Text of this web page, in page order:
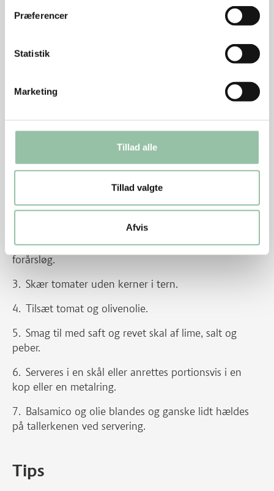
Præferencer
Statistik
Marketing
Tillad alle
Tillad valgte
Afvis
Skær persillerødderne i tern og steg dem møre og
Skyl spinaten og kom den i kogende vand et par
Vend peberfrugter, hvidløg og spinat på panden
Smag til med salt, peber og lidt balsamico.
Hæld overskydende vand fra hvedekernerne.
Bland dem med hakket persille og fintskåret
forårsløg.
Skær tomater uden kerner i tern.
Tilsæt tomat og olivenolie.
Smag til med saft og revet skal af lime, salt og
peber.
Serveres i en skål eller anrettes portionsvis i en
kop eller en metalring.
Balsamico og olie blandes og ganske lidt hældes
på tallerkenen ved servering.
Tips